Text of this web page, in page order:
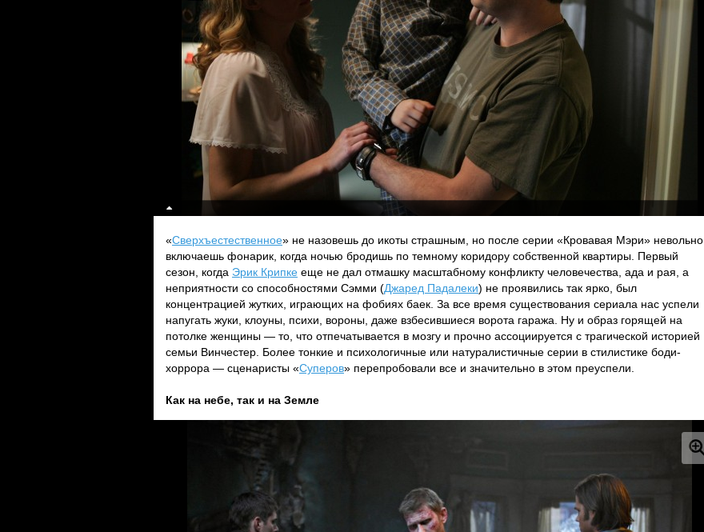
«Сверхъестественное» не назовешь до икоты страшным, но после серии «Кровавая Мэри» невольно
включаешь фонарик, когда ночью бродишь по темному коридору собственной квартиры. Первый
сезон, когда Эрик Крипке еще не дал отмашку масштабному конфликту человечества, ада и рая, а
неприятности со способностями Сэмми (Джаред Падалеки) не проявились так ярко, был
концентрацией жутких, играющих на фобиях баек. За все время существования сериала нас успели
напугать жуки, клоуны, психи, вороны, даже взбесившиеся ворота гаража. Ну и образ горящей на
потолке женщины — то, что отпечатывается в мозгу и прочно ассоциируется с трагической историей
семьи Винчестер. Более тонкие и психологичные или натуралистичные серии в стилистике боди-
хоррора — сценаристы «Суперов» перепробовали все и значительно в этом преуспели.
Как на небе, так и на Земле